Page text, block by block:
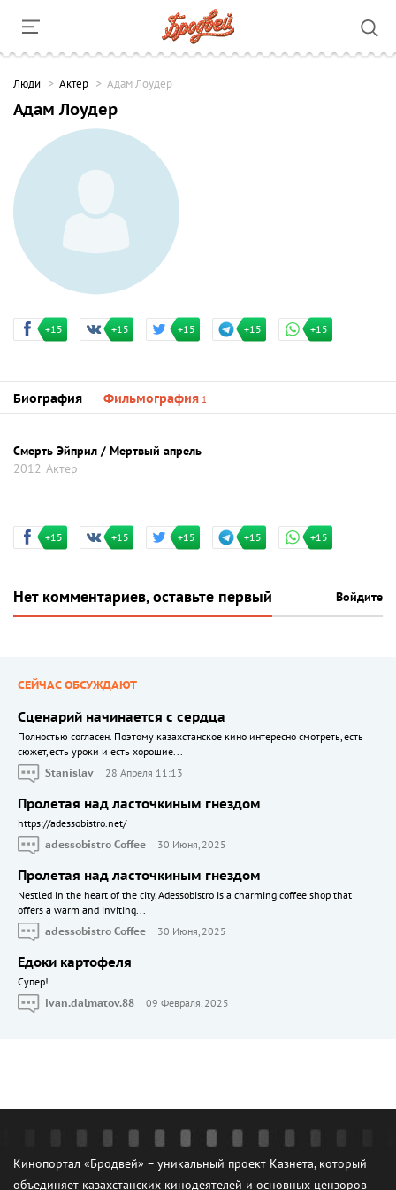
Люди Актер Адам Лоудер
Адам Лоудер
+15 +15 +15 +15 +15
Биография Фильмография 1
Смерть Эйприл / Мертвый апрель
2012 Актер
+15 +15 +15 +15 +15
Нет комментариев, оставьте первый Войдите
СЕЙЧАС ОБСУЖДАЮТ
Сценарий начинается с сердца
Полностью согласен. Поэтому казахстанское кино интересно смотреть, есть
сюжет, есть уроки и есть хорошие...
Stanislav
28 Апреля 11:13
Пролетая над ласточкиным гнездом
https://adessobistro.net/
adessobistro Coffee
30 Июня, 2025
Пролетая над ласточкиным гнездом
Nestled in the heart of the city, Adessobistro is a charming coffee shop that
offers a warm and inviting...
adessobistro Coffee
30 Июня, 2025
Едоки картофеля
Cупер!
ivan.dalmatov.88
09 Февраля, 2025
Кинопортал «Бродвей» – уникальный проект Казнета, который
объединяет казахстанских кинодеятелей и основных цензоров